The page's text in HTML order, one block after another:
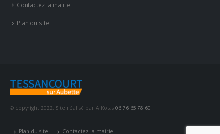
Contactez la mairie
Plan du site
© copyright 2022. Site réalisé par A.Kotas 06 76 65 78 60
Plan du site Contactez la mairie